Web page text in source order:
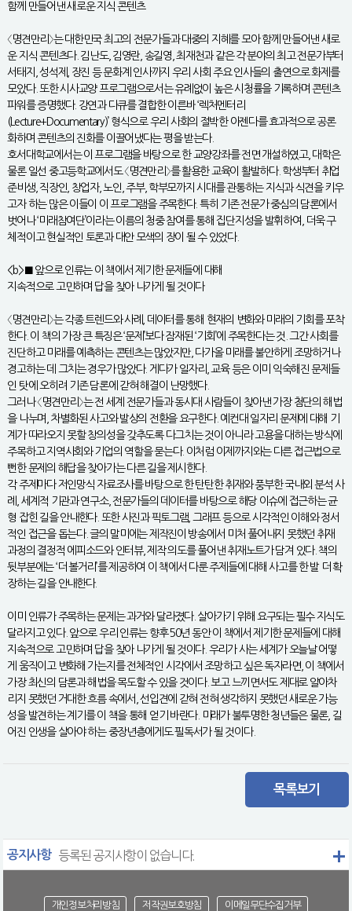
함께 만들어낸 새로운 지식 콘텐츠
〈명견만리〉는 대한민국 최고의 전문가들과 대중의 지혜를 모아 함께 만들어낸 새로
운 지식 콘텐츠다. 김난도, 김영란, 송길영, 최재천과 같은 각 분야의 최고 전문가부터
서태지, 성석제, 장진 등 문화계 인사까지 우리 사회 주요 인사들의 출연으로 화제를
모았다. 또한 시사교양 프로그램으로서는 유례없이 높은 시청률을 기록하며 콘텐츠
파워를 증명했다. 강연과 다큐를 결합한 이른바 ‘렉처멘터리
(Lecture+Documentary)’ 형식으로 우리 사회의 절박한 아젠다를 효과적으로 공론
화하며 콘텐츠의 진화를 이끌어냈다는 평을 받는다.
호서대학교에서는 이 프로그램을 바탕으로 한 교양강좌를 전면 개설하였고, 대학은
물론 일선 중고등학교에서도 〈명견만리〉를 활용한 교육이 활발하다. 학생부터 취업
준비생, 직장인, 창업자, 노인, 주부, 학부모까지 시대를 관통하는 지식과 식견을 키우
고자 하는 많은 이들이 이 프로그램을 주목한다. 특히 기존 전문가 중심의 담론에서
벗어나 ‘미래참여단’이라는 이름의 청중 참여를 통해 집단지성을 발휘하여, 더욱 구
체적이고 현실적인 토론과 대안 모색의 장이 될 수 있었다.
<b>■ 앞으로 인류는 이 책에서 제기한 문제들에 대해
지속적으로 고민하며 답을 찾아 나가게 될 것이다
〈명견만리〉는 각종 트렌드와 사례, 데이터를 통해 현재의 변화와 미래의 기회를 포착
한다. 이 책의 가장 큰 특징은 ‘문제’보다 잠재된 ‘기회’에 주목한다는 것. 그간 사회를
진단하고 미래를 예측하는 콘텐츠는 많았지만, 다가올 미래를 불안하게 조망하거나
경고하는 데 그치는 경우가 많았다. 게다가 일자리, 교육 등은 이미 익숙해진 문제들
인 탓에 오히려 기존 담론에 갇혀 해결이 난망했다.
그러나 〈명견만리〉는 전 세계 전문가들과 동시대 사람들이 찾아낸 가장 첨단의 해법
을 나누며, 차별화된 사고와 발상의 전환을 요구한다. 예컨대 일자리 문제에 대해 기
계가 따라오지 못할 창의성을 갖추도록 다그치는 것이 아니라 고용을 대하는 방식에
주목하고 지역사회와 기업의 역할을 묻는다. 이처럼 이제까지와는 다른 접근법으로
뻔한 문제의 해답을 찾아가는 다른 길을 제시한다.
각 주제마다 저인망식 자료조사를 바탕으로 한 탄탄한 취재와 풍부한 국내외 분석 사
례, 세계적 기관과 연구소, 전문가들의 데이터를 바탕으로 해당 이슈에 접근하는 균
형 잡힌 길을 안내한다. 또한 사진과 픽토그램, 그래프 등으로 시각적인 이해와 정서
적인 접근을 돕는다. 글의 말미에는 제작진이 방송에서 미처 풀어내지 못했던 취재
과정의 결정적 에피소드와 인터뷰, 제작 의도를 풀어낸 취재노트가 담겨 있다. 책의
뒷부분에는 ‘더 볼거리’를 제공하여 이 책에서 다룬 주제들에 대해 사고를 한 발 더 확
장하는 길을 안내한다.
이미 인류가 주목하는 문제는 과거와 달라졌다. 살아가기 위해 요구되는 필수 지식도
달라지고 있다. 앞으로 우리 인류는 향후 50년 동안 이 책에서 제기한 문제들에 대해
지속적으로 고민하며 답을 찾아 나가게 될 것이다. 우리가 사는 세계가 오늘날 어떻
게 움직이고 변화해 가는지를 전체적인 시각에서 조망하고 싶은 독자라면, 이 책에서
가장 최신의 담론과 해법을 목도할 수 있을 것이다. 보고 느끼면서도 제대로 알아차
리지 못했던 거대한 흐름 속에서, 선입견에 갇혀 전혀 생각하지 못했던 새로운 가능
성을 발견하는 계기를 이 책을 통해 얻기 바란다. 미래가 불투명한 청년들은 물론, 길
어진 인생을 살아야 하는 중장년층에게도 필독서가 될 것이다.
목록보기
공지사항 등록된 공지사항이 없습니다.
개인정보처리방침 저작권보호방침 이메일무단수집거부